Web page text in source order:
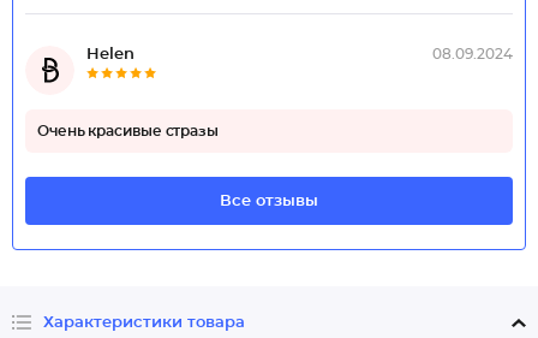
Helen 08.09.2024
Очень красивые стразы
Все отзывы
Характеристики товара